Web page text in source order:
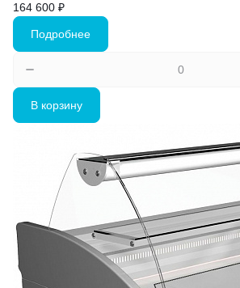
164 600 ₽
Подробнее
В корзину